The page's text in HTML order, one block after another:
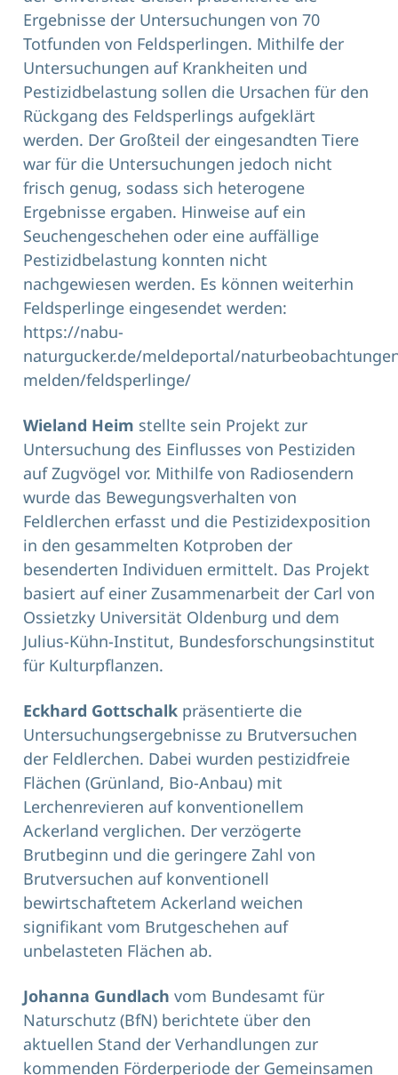
Ergebnisse der Untersuchungen von 70
Totfunden von Feldsperlingen. Mithilfe der
Untersuchungen auf Krankheiten und
Pestizidbelastung sollen die Ursachen für den
Rückgang des Feldsperlings aufgeklärt
werden. Der Großteil der eingesandten Tiere
war für die Untersuchungen jedoch nicht
frisch genug, sodass sich heterogene
Ergebnisse ergaben. Hinweise auf ein
Seuchengeschehen oder eine auffällige
Pestizid­belastung konnten nicht
nachgewiesen werden. Es können weiterhin
Feldsperlinge eingesendet werden:
https://nabu-
naturgucker.de/meldeportal/
melden/feldsperlinge/
Wieland Heim stellte sein Projekt zur
Untersuchung des Einflusses von Pestiziden
auf Zugvögel vor. Mithilfe von Radiosendern
wurde das Bewegungsverhalten von
Feldlerchen erfasst und die Pestizidexposition
in den gesammelten Kotproben der
besenderten Individuen ermittelt. Das Projekt
basiert auf einer Zusammenarbeit der Carl von
Ossietzky Universität Oldenburg und dem
Julius-Kühn-Institut, Bundesforschungsinstitut
für Kulturpflanzen.
Eckhard Gottschalk präsentierte die
Untersuchungsergebnisse zu Brutversuchen
der Feldlerchen. Dabei wurden pestizidfreie
Flächen (Grünland, Bio-Anbau) mit
Lerchenrevieren auf konventionellem
Ackerland verglichen. Der verzögerte
Brutbeginn und die geringere Zahl von
Brutversuchen auf konventionell
bewirtschaftetem Ackerland weichen
signifikant vom Brutgeschehen auf
unbelasteten Flächen ab.
Johanna Gundlach vom Bundesamt für
Naturschutz (BfN) berichtete über den
aktuellen Stand der Verhandlungen zur
kommenden Förderperiode der Gemeinsamen